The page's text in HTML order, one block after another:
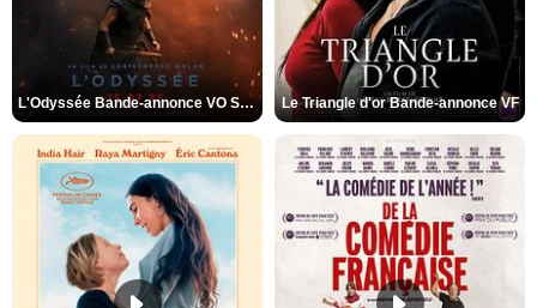
L'Odyssée Bande-annonce VO STFR Le Triangle d'or Bande-annonce VF